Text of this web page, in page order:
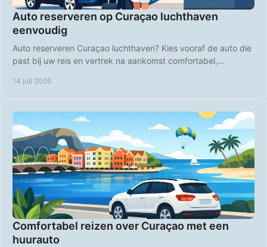
Auto reserveren op Curaçao luchthaven
eenvoudig
Auto reserveren Curaçao luchthaven? Kies vooraf de auto die
past bij uw reis en vertrek na aankomst comfortabel,
14 juli 2026
Comfortabel reizen over Curaçao met een
huurauto